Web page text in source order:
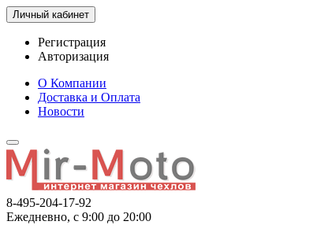
Личный кабинет
Регистрация
Авторизация
О Компании
Доставка и Оплата
Новости
8-495-204-17-92
Ежедневно, с 9:00 до 20:00